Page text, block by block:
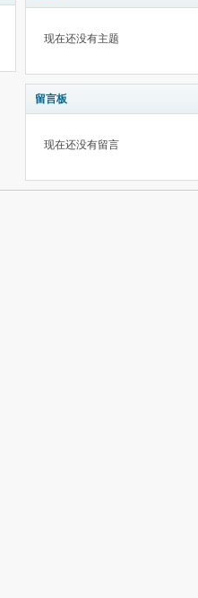
现在还没有主题
留言板
现在还没有留言